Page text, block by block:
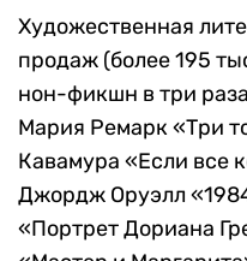
Художественная
продаж (более 195
нон-фикшн в три
Мария Ремарк «Три
Кавамура «Если все
Джордж Оруэлл
«Портрет Дориана